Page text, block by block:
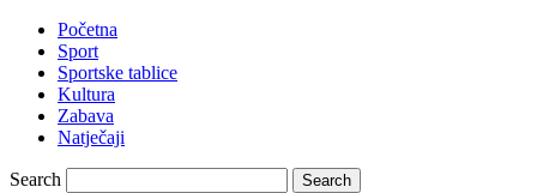
Početna
Sport
Sportske tablice
Kultura
Zabava
Natječaji
Search